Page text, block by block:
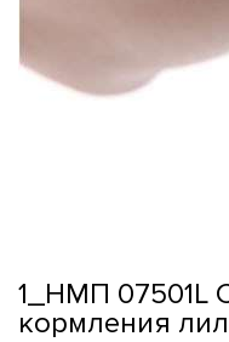
1_НМП 07501L
кормления